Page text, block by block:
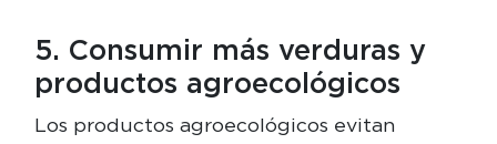
5. Consumir más verduras y
productos agroecológicos
Los productos agroecológicos evitan